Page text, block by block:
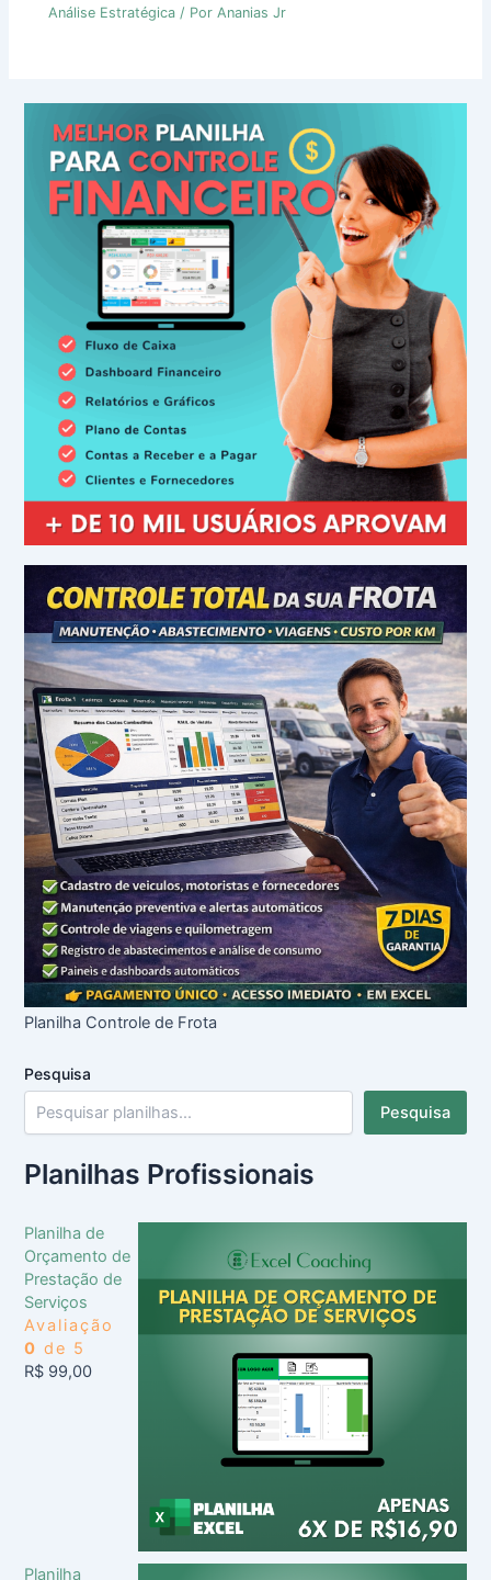
Análise Estratégica / PorAnanias Jr
Planilha Controle de Frota
Pesquisa
Pesquisa
Planilhas Profissionais
Planilha de
Orçamento de
Prestação de
Serviços
Avaliação
0 de 5
R$ 99,00
Planilha